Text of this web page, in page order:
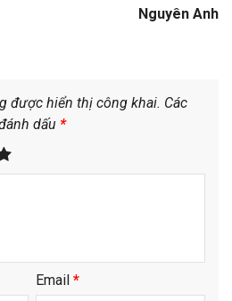
Nguyên Anh
được hiển thị công khai. Các
dấu *
Email *